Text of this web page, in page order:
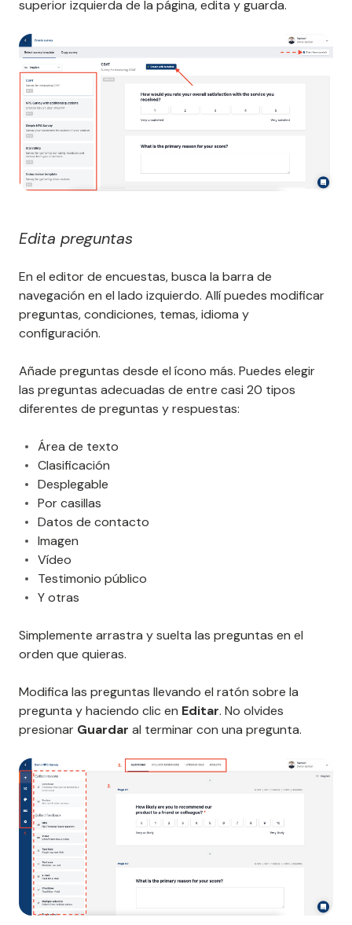
superior izquierda de la página, edita y guarda.
Edita preguntas
En el editor de encuestas, busca la barra de
navegación en el lado izquierdo. Allí puedes modificar
preguntas, condiciones, temas, idioma y
configuración.
Añade preguntas desde el ícono más. Puedes elegir
las preguntas adecuadas de entre casi 20 tipos
diferentes de preguntas y respuestas:
Área de texto
Clasificación
Desplegable
Por casillas
Datos de contacto
Imagen
Vídeo
Testimonio público
Y otras
Simplemente arrastra y suelta las preguntas en el
orden que quieras.
Modifica las preguntas llevando el ratón sobre la
pregunta y haciendo clic en Editar. No olvides
presionar Guardar al terminar con una pregunta.